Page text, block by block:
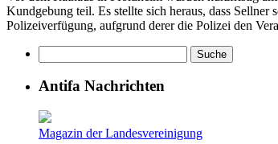
Kundgebung teil. Es stellte sich heraus, dass
Polizeiverfügung, aufgrund derer die Polizei den
Antifa Nachrichten
Magazin der Landesvereinigung